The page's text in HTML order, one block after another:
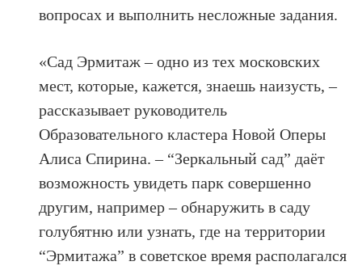
вопросах и выполнить несложные задания.
«Сад Эрмитаж – одно из тех московских
мест, которые, кажется, знаешь наизусть, –
рассказывает руководитель
Образовательного кластера Новой Оперы
Алиса Спирина. – “Зеркальный сад” даёт
возможность увидеть парк совершенно
другим, например – обнаружить в саду
голубятню или узнать, где на территории
“Эрмитажа” в советское время располагался